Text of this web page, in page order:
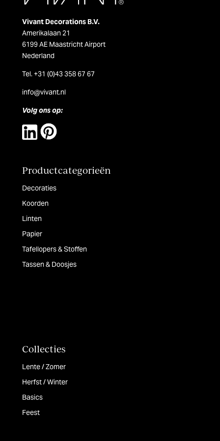
Vivant Decorations B.V.
Amerikalaan 21
6199 AE Maastricht Airport
Nederland
Tel. +31 (0)43 358 67 67
info@vivant.nl
Volg ons op:
Productcategorieën
Decoraties
Koorden
Linten
Papier
Tafellopers & Stoffen
Tassen & Doosjes
Collecties
Lente / Zomer
Herfst / Winter
Basics
Feest